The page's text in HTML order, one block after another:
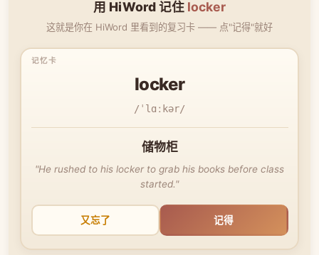
用 HiWord 记住 locker
这就是你在 HiWord 里看到的复习卡 —— 点"记得"就好
locker
/ˈlɑːkər/
储物柜
"He rushed to his locker to grab his books before class
started."
又忘了 记得